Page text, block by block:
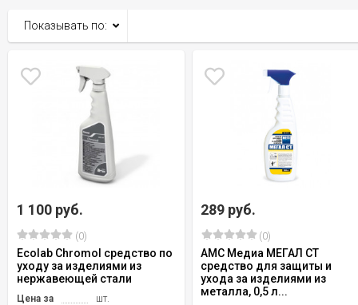
Показывать по:
1 100 руб.
(0)
Ecolab Chromol средство по
уходу за изделиями из
нержавеющей стали
Цена за
шт.
289 руб.
(0)
АМС Медиа МЕГАЛ СТ
средство для защиты и
ухода за изделиями из
металла, 0,5 л...